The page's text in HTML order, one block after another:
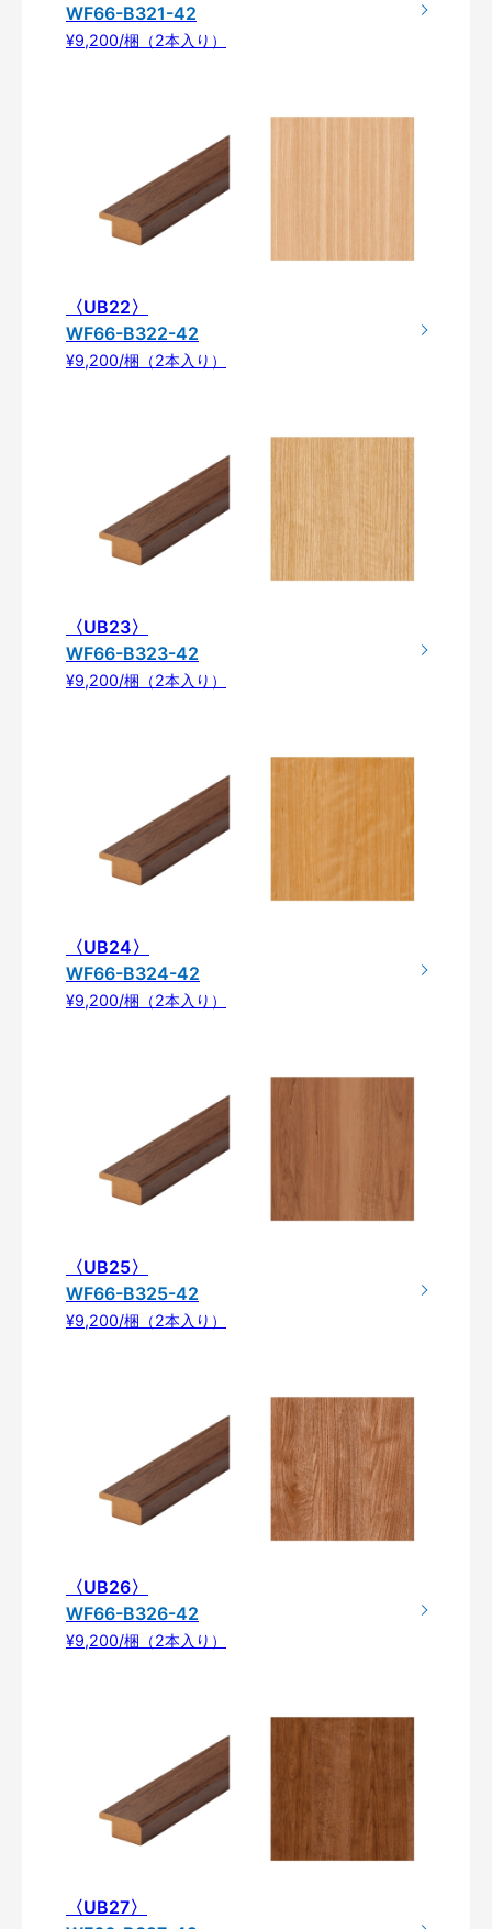
WF66-B321-42
¥9,200/梱（2本入り）
〈UB22〉
WF66-B322-42
¥9,200/梱（2本入り）
〈UB23〉
WF66-B323-42
¥9,200/梱（2本入り）
〈UB24〉
WF66-B324-42
¥9,200/梱（2本入り）
〈UB25〉
WF66-B325-42
¥9,200/梱（2本入り）
〈UB26〉
WF66-B326-42
¥9,200/梱（2本入り）
〈UB27〉